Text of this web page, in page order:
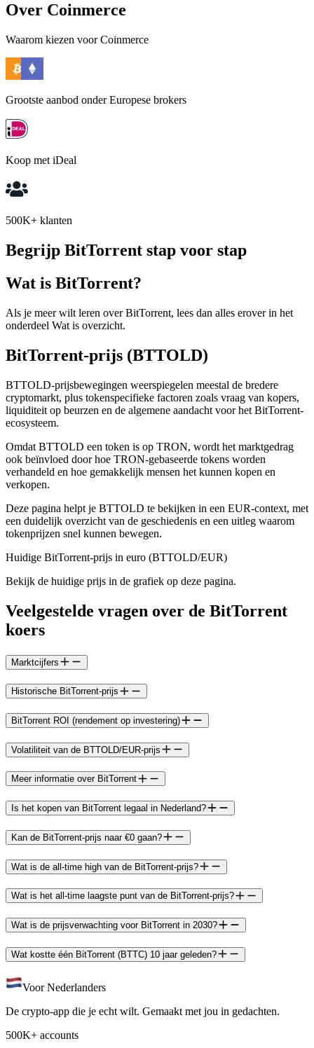
Over Coinmerce
Waarom kiezen voor Coinmerce
Grootste aanbod onder Europese brokers
Koop met iDeal
500K+ klanten
Begrijp BitTorrent stap voor stap
Wat is BitTorrent?
Als je meer wilt leren over BitTorrent, lees dan alles erover in het
onderdeel Wat is overzicht.
BitTorrent-prijs (BTTOLD)
BTTOLD-prijsbewegingen weerspiegelen meestal de bredere
cryptomarkt, plus tokenspecifieke factoren zoals vraag van kopers,
liquiditeit op beurzen en de algemene aandacht voor het BitTorrent-
ecosysteem.
Omdat BTTOLD een token is op TRON, wordt het marktgedrag
ook beïnvloed door hoe TRON-gebaseerde tokens worden
verhandeld en hoe gemakkelijk mensen het kunnen kopen en
verkopen.
Deze pagina helpt je BTTOLD te bekijken in een EUR-context, met
een duidelijk overzicht van de geschiedenis en een uitleg waarom
tokenprijzen snel kunnen bewegen.
Huidige BitTorrent-prijs in euro (BTTOLD/EUR)
Bekijk de huidige prijs in de grafiek op deze pagina.
Veelgestelde vragen over de BitTorrent
koers
Marktcijfers
Historische BitTorrent-prijs
BitTorrent ROI (rendement op investering)
Volatiliteit van de BTTOLD/EUR-prijs
Meer informatie over BitTorrent
Is het kopen van BitTorrent legaal in Nederland?
Kan de BitTorrent-prijs naar €0 gaan?
Wat is de all-time high van de BitTorrent-prijs?
Wat is het all-time laagste punt van de BitTorrent-prijs?
Wat is de prijsverwachting voor BitTorrent in 2030?
Wat kostte één BitTorrent (BTTC) 10 jaar geleden?
Voor Nederlanders
De crypto-app die je echt wilt. Gemaakt met jou in gedachten.
500K+ accounts